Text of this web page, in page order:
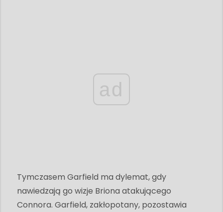
ad
Tymczasem Garfield ma dylemat, gdy
nawiedzają go wizje Briona atakującego
Connora. Garfield, zakłopotany, pozostawia